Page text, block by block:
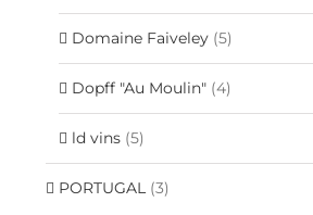
Domaine Faiveley (5)
Dopff "Au Moulin" (4)
ld vins (5)
PORTUGAL (3)